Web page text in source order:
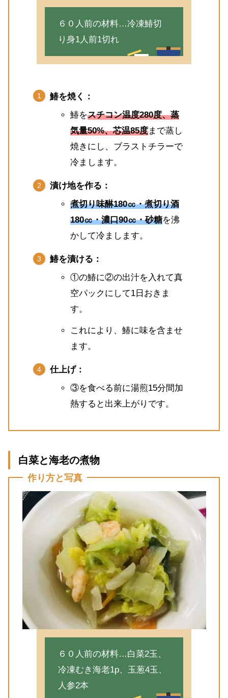
６０人前の材料…冷凍鰆切
り身1人前1切れ
鰆を焼く：
鰆をスチコン温度280度、蒸
気量50%、芯温85度まで蒸し
焼きにし、ブラストチラーで
冷まします。
漬け地を作る：
煮切り味醂180㏄・煮切り酒
180㏄・濃口90㏄・砂糖を沸
かして冷まします。
鰆を漬ける：
①の鰆に②の出汁を入れて真
空パックにして1日おきま
す。
これにより、鰆に味を含ませ
ます。
仕上げ：
③を食べる前に湯煎15分間加
熱すると出来上がりです。
白菜と海老の煮物
作り方と写真
６０人前の材料…白菜2玉、
冷凍むき海老1p、玉葱4玉、
人参2本